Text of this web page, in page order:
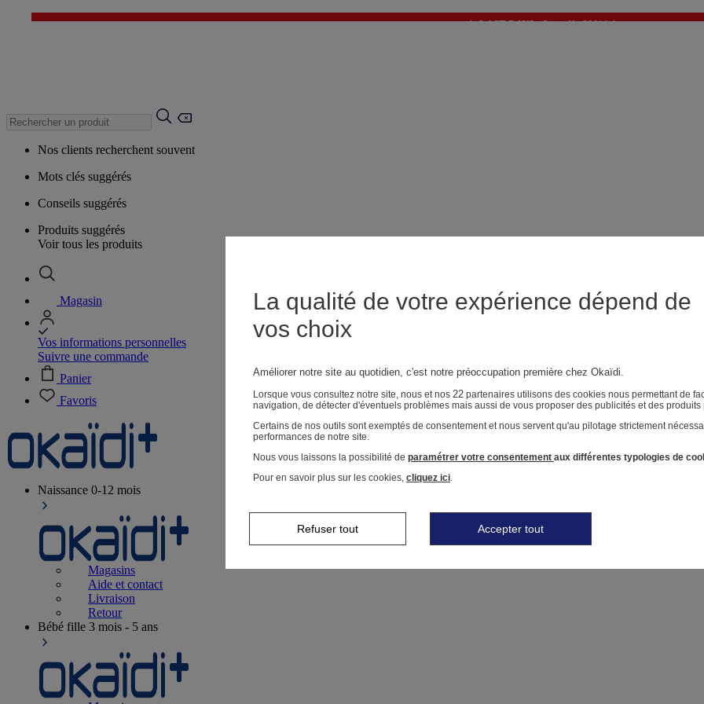
✨ LAST DAYS : Jusqu'à -60%* ✨
Nos clients recherchent souvent
Mots clés suggérés
Conseils suggérés
Produits suggérés
Voir tous les produits
Magasin
Vos informations personnelles
Suivre une commande
Panier
Favoris
Naissance 0-12 mois
Magasins
Aide et contact
Livraison
Retour
Bébé fille 3 mois - 5 ans
La qualité de votre expérience dépend de
vos choix
Améliorer notre site au quotidien, c'est notre préoccupation première chez Okaïdi.
Lorsque vous consultez notre site, nous et nos 22 partenaires utilisons des cookies nous permettant de
navigation, de détecter d'éventuels problèmes mais aussi de vous proposer des publicités et des
Certains de nos outils sont exemptés de consentement et nous servent qu'au pilotage strictement
performances de notre site.
Nous vous laissons la possibilité de paramétrer votre consentement aux différentes typologies de
Pour en savoir plus sur les cookies, cliquez ici.
Refuser tout Accepter tout